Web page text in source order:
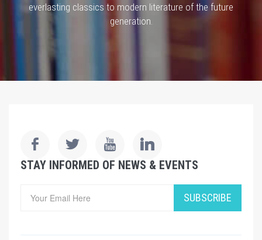
everlasting classics to modern literature of the future
generation.
STAY INFORMED OF NEWS & EVENTS
SUBSCRIBE